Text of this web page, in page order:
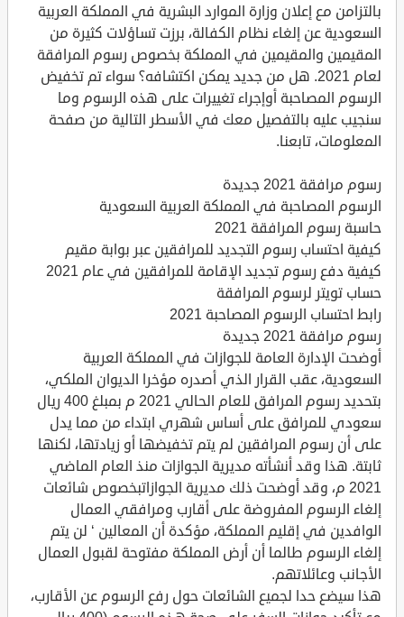
بالتزامن مع إعلان وزارة الموارد البشرية في المملكة العربية
السعودية عن إلغاء نظام الكفالة، برزت تساؤلات كثيرة من
المقيمين والمقيمين في المملكة بخصوص رسوم المرافقة
لعام 2021. هل من جديد يمكن اكتشافه؟ سواء تم تخفيض
الرسوم المصاحبة أوإجراء تغييرات على هذه الرسوم وما
سنجيب عليه بالتفصيل معك في الأسطر التالية من صفحة
المعلومات، تابعنا.
رسوم مرافقة 2021 جديدة
الرسوم المصاحبة في المملكة العربية السعودية
حاسبة رسوم المرافقة 2021
كيفية احتساب رسوم التجديد للمرافقين عبر بوابة مقيم
كيفية دفع رسوم تجديد الإقامة للمرافقين في عام 2021
حساب تويتر لرسوم المرافقة
رابط احتساب الرسوم المصاحبة 2021
رسوم مرافقة 2021 جديدة
أوضحت الإدارة العامة للجوازات في المملكة العربية
السعودية، عقب القرار الذي أصدره مؤخرا الديوان الملكي،
بتحديد رسوم المرافق للعام الحالي 2021 م بمبلغ 400 ريال
سعودي للمرافق على أساس شهري ابتداء من مما يدل
على أن رسوم المرافقين لم يتم تخفيضها أو زيادتها، لكنها
ثابتة. هذا وقد أنشأته مديرية الجوازات منذ العام الماضي
2021 م، وقد أوضحت ذلك مديرية الجوازاتبخصوص شائعات
إلغاء الرسوم المفروضة على أقارب ومرافقي العمال
الوافدين في إقليم المملكة، مؤكدة أن المعالين ‘ لن يتم
إلغاء الرسوم طالما أن أرض المملكة مفتوحة لقبول العمال
الأجانب وعائلاتهم.
هذا سيضع حدا لجميع الشائعات حول رفع الرسوم عن الأقارب،